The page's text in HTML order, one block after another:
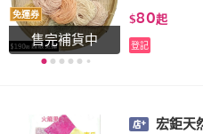
免運券
售完補貨中
$80起
登記
宏鉅天